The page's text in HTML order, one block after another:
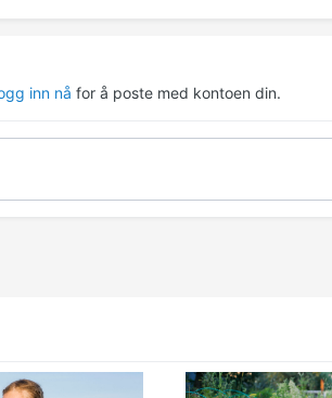
inn nå for å poste med kontoen din.